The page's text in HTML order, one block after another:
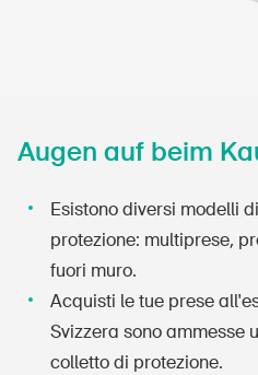
Prodotti sicuri
Delegate e delegati alla
Contatto e consulenza
Augen auf beim
Esistono diversi modelli
protezione: multiprese,
fuori muro.
Acquisti le tue prese
Svizzera sono ammesse
colletto di protezione.